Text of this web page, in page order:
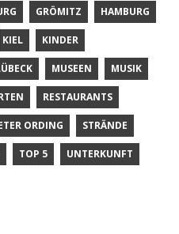
GRÖMITZ HAMBURG
KIEL KINDER
MUSEEN MUSIK
RESTAURANTS
ORDING STRÄNDE
TOP 5 UNTERKUNFT